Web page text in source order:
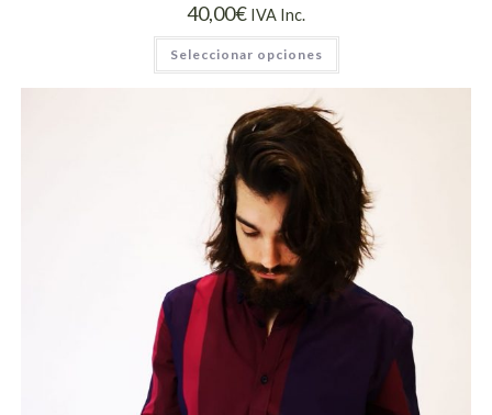
40,00€ IVA Inc.
Seleccionar opciones